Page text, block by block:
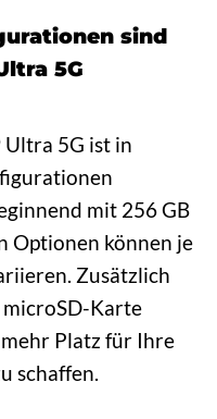
sind
5G
Ultra 5G ist in
mit 256 GB
Optionen können je
Zusätzlich
Karte
Platz für Ihre
schaffen.